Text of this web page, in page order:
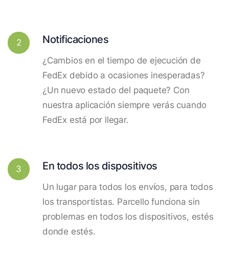
2 Notificaciones
¿Cambios en el tiempo de ejecución de
FedEx debido a ocasiones inesperadas?
¿Un nuevo estado del paquete? Con
nuestra aplicación siempre verás cuando
FedEx está por llegar.
3 En todos los dispositivos
Un lugar para todos los envíos, para todos
los transportistas. Parcello funciona sin
problemas en todos los dispositivos, estés
donde estés.